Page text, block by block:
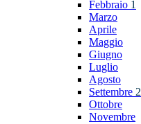
Febbraio 1
Marzo
Aprile
Maggio
Giugno
Luglio
Agosto
Settembre 2
Ottobre
Novembre